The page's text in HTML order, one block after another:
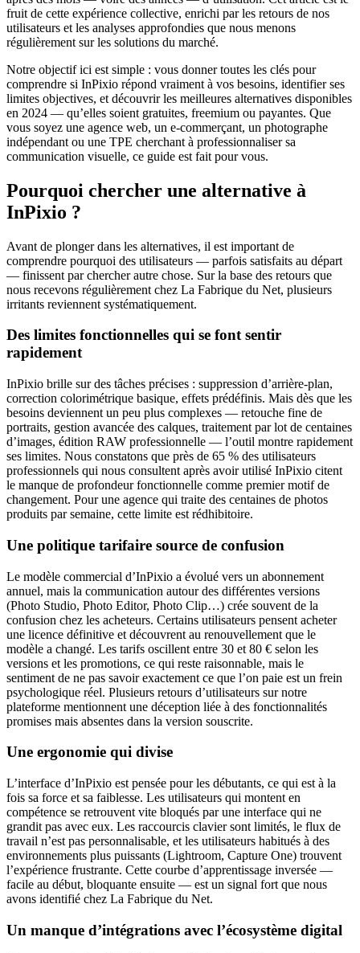
fruit de cette expérience collective, enrichi par les retours de nos
utilisateurs et les analyses approfondies que nous menons
régulièrement sur les solutions du marché.
Notre objectif ici est simple : vous donner toutes les clés pour
comprendre si InPixio répond vraiment à vos besoins, identifier ses
limites objectives, et découvrir les meilleures alternatives disponibles
en 2024 — qu’elles soient gratuites, freemium ou payantes. Que
vous soyez une agence web, un e-commerçant, un photographe
indépendant ou une TPE cherchant à professionnaliser sa
communication visuelle, ce guide est fait pour vous.
Pourquoi chercher une alternative à
InPixio ?
Avant de plonger dans les alternatives, il est important de
comprendre pourquoi des utilisateurs — parfois satisfaits au départ
— finissent par chercher autre chose. Sur la base des retours que
nous recevons régulièrement chez La Fabrique du Net, plusieurs
irritants reviennent systématiquement.
Des limites fonctionnelles qui se font sentir
rapidement
InPixio brille sur des tâches précises : suppression d’arrière-plan,
correction colorimétrique basique, effets prédéfinis. Mais dès que les
besoins deviennent un peu plus complexes — retouche fine de
portraits, gestion avancée des calques, traitement par lot de centaines
d’images, édition RAW professionnelle — l’outil montre rapidement
ses limites. Nous constatons que près de 65 % des utilisateurs
professionnels qui nous consultent après avoir utilisé InPixio citent
le manque de profondeur fonctionnelle comme premier motif de
changement. Pour une agence qui traite des centaines de photos
produits par semaine, cette limite est rédhibitoire.
Une politique tarifaire source de confusion
Le modèle commercial d’InPixio a évolué vers un abonnement
annuel, mais la communication autour des différentes versions
(Photo Studio, Photo Editor, Photo Clip…) crée souvent de la
confusion chez les acheteurs. Certains utilisateurs pensent acheter
une licence définitive et découvrent au renouvellement que le
modèle a changé. Les tarifs oscillent entre 30 et 80 € selon les
versions et les promotions, ce qui reste raisonnable, mais le
sentiment de ne pas savoir exactement ce que l’on paie est un frein
psychologique réel. Plusieurs retours d’utilisateurs sur notre
plateforme mentionnent une déception liée à des fonctionnalités
promises mais absentes dans la version souscrite.
Une ergonomie qui divise
L’interface d’InPixio est pensée pour les débutants, ce qui est à la
fois sa force et sa faiblesse. Les utilisateurs qui montent en
compétence se retrouvent vite bloqués par une interface qui ne
grandit pas avec eux. Les raccourcis clavier sont limités, le flux de
travail n’est pas personnalisable, et les utilisateurs habitués à des
environnements plus puissants (Lightroom, Capture One) trouvent
l’expérience frustrante. Cette courbe d’apprentissage inversée —
facile au début, bloquante ensuite — est un signal fort que nous
avons identifié chez La Fabrique du Net.
Un manque d’intégrations avec l’écosystème digital